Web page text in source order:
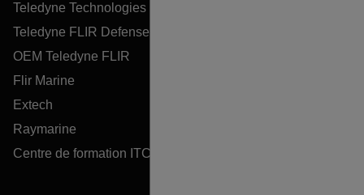
Teledyne Technologies
Teledyne FLIR Defense
OEM Teledyne FLIR
Flir Marine
Extech
Raymarine
Centre de formation ITC